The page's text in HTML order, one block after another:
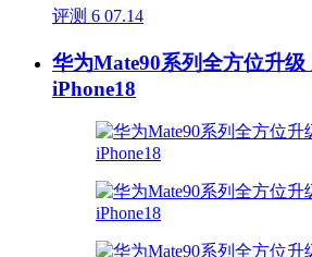
评测 6 07.14
华为Mate90系列全方位升级
iPhone18